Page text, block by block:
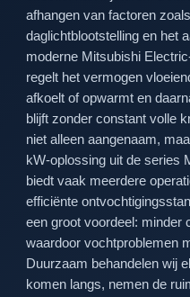
afhangen van factoren
daglichtblootstelling en het
moderne Mitsubishi
regelt het vermogen
afkoelt of opwarmt en
blijft zonder constant volle
niet alleen aangenaam,
kW-oplossing uit de series
biedt vaak meerdere
efficiënte
een groot voordeel: minder
waardoor vochtproblemen
Duurzaam behandelen wij
komen langs, nemen de